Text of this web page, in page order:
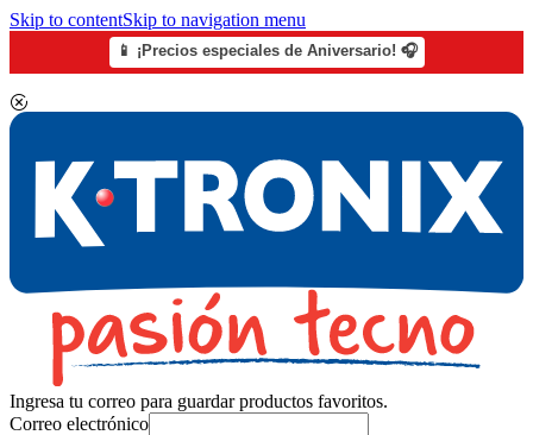
Skip to contentSkip to navigation menu
📱 ¡Precios especiales de Aniversario! 🎧
Ingresa tu correo para guardar productos favoritos.
Correo electrónico